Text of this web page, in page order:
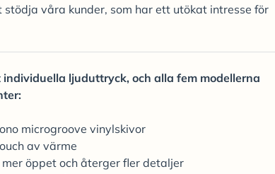
våra kunder, som har ett utökat intresse för
ljuduttryck, och alla fem modellerna
microgroove vinylskivor
av värme
öppet och återger fler detaljer